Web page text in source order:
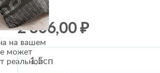
на вашем
может
реальной
2 806,00 ₽
1,5сп